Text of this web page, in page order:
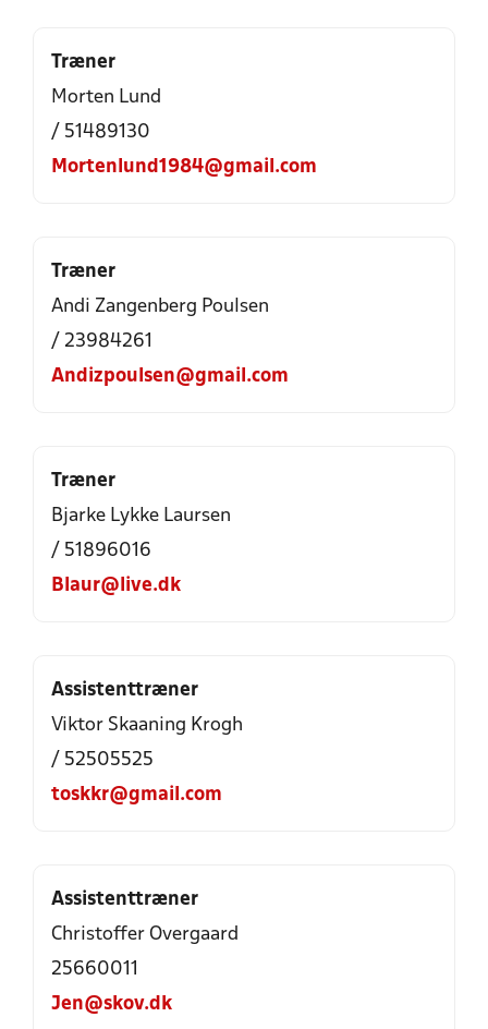
Træner
Morten Lund
/ 51489130
Mortenlund1984@gmail.com
Træner
Andi Zangenberg Poulsen
/ 23984261
Andizpoulsen@gmail.com
Træner
Bjarke Lykke Laursen
/ 51896016
Blaur@live.dk
Assistenttræner
Viktor Skaaning Krogh
/ 52505525
toskkr@gmail.com
Assistenttræner
Christoffer Overgaard
25660011
Jen@skov.dk